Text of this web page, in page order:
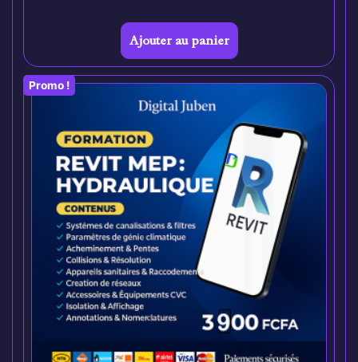
Ajouter au panier
Promo !